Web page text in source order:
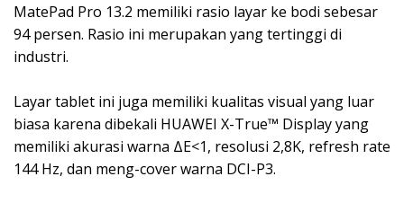
MatePad Pro 13.2 memiliki rasio layar ke bodi sebesar
94 persen. Rasio ini merupakan yang tertinggi di
industri.
Layar tablet ini juga memiliki kualitas visual yang luar
biasa karena dibekali HUAWEI X-True™ Display yang
memiliki akurasi warna ΔE<1, resolusi 2,8K, refresh rate
144 Hz, dan meng-cover warna DCI-P3.